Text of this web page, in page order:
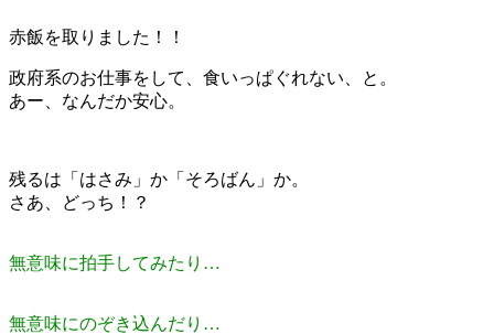
赤飯を取りました！！
政府系のお仕事をして、食いっぱぐれない、と。
あー、なんだか安心。
残るは「はさみ」か「そろばん」か。
さあ、どっち！？
無意味に拍手してみたり…
無意味にのぞき込んだり…